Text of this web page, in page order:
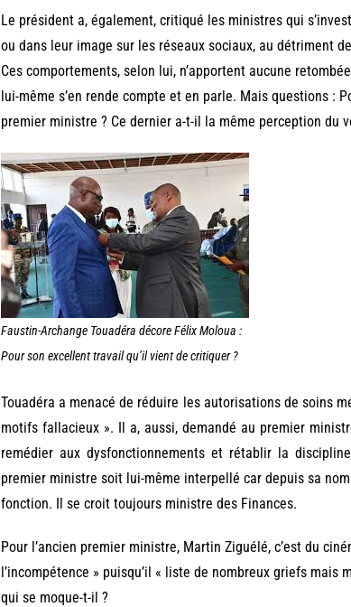
Le président a, également, critiqué les ministres qui
ou dans leur image sur les réseaux sociaux, au détriment
Ces comportements, selon lui, n’apportent aucune
lui-même s’en rende compte et en parle. Mais questions :
premier ministre ? Ce dernier a-t-il la même perception du
Faustin-Archange Touadéra décore Félix Moloua :
Pour son excellent travail qu’il vient de critiquer ?
Touadéra a menacé de réduire les autorisations de soins
motifs fallacieux ». Il a, aussi, demandé au premier
remédier aux dysfonctionnements et rétablir la
premier ministre soit lui-même interpellé car depuis sa
fonction. Il se croit toujours ministre des Finances.
Pour l’ancien premier ministre, Martin Ziguélé, c’est du
l’incompétence » puisqu’il « liste de nombreux griefs
qui se moque-t-il ?